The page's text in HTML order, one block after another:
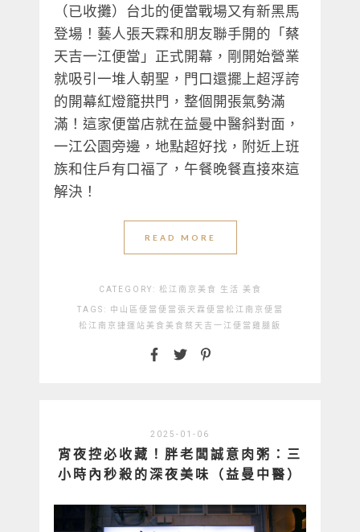
（已收攤）台北的便當戰場又有新黑馬
登場！ 藝人張天霖和朋友聯手開的「蔡
天吉一江便當」正式開幕，剛開始營業
就吸引一堆人朝聖，門口還擺上超浮誇
的開幕紅燈籠拱門，整個開張氣勢滿
滿！這家便當店就在益曼中醫斜對面，
一江公園旁邊 ，地點超好找，附近上班
族和住戶有口福了，午餐晚餐直接來這
解決！
READ MORE
CATEGORY: 松江南京美食 生活 美食
TAGS: 中山區便當 便當 張天霖便當 松江南京便當
松江南京捷運站美食 美食 蔡天吉一江便當 雞腿飯
2025-01-06
宵夜控必收藏！胖老闆誠意肉粥：三
小時內秒殺的深夜美味（益曼中醫）